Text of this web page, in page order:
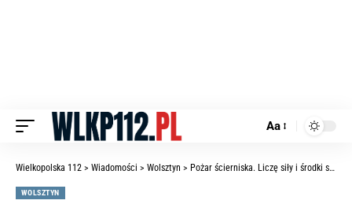
Aa
Wielkopolska 112 > Wiadomości > Wolsztyn > Pożar ścierniska. Liczę siły i środki straży pożarnej (ZDJĘCIA)
WOLSZTYN